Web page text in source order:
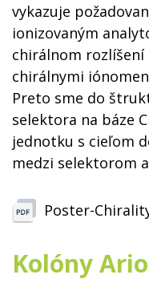
vykazuje
ionizovaným
chirálnom
chirálnymi
Preto sme do
selektora na báze
jednotku s cieľom
medzi selektorom
Poster-
Kolóny